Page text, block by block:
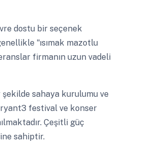
dostu bir seçenek
"ısımak mazotlu
firmanın uzun vadeli
sahaya kurulumu ve
festival ve konser
Çeşitli güç
sahiptir.